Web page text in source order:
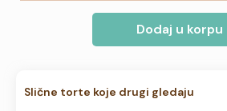
Dodaj u korpu
Slične torte koje drugi gledaju